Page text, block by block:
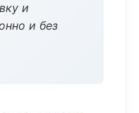
и
и без